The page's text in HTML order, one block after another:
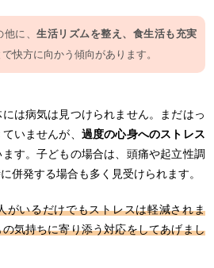
他に、生活リズムを整え、食生活も充実
で快方に向かう傾向があります。
は病気は見つけられません。まだはっ
いませんが、 過度の心身へのストレス
す。子どもの場合は、頭痛や起立性調
併発する場合も多く見受けられます。
がいるだけでもストレスは軽減されま
気持ちに寄り添う対応をしてあげまし